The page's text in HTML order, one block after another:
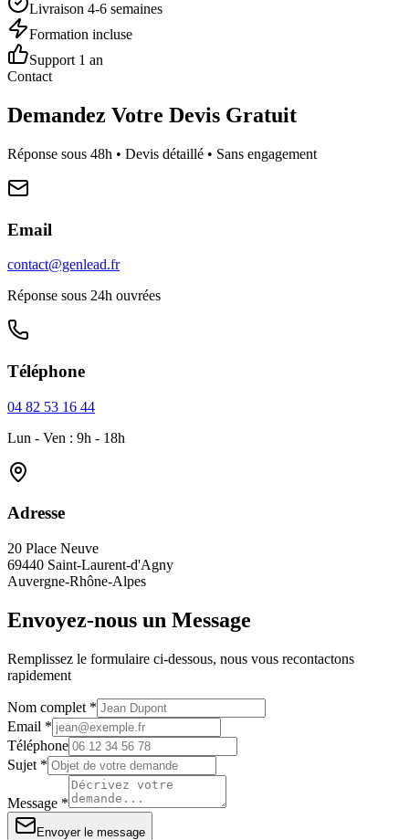
Livraison 4-6 semaines
Formation incluse
Support 1 an
Contact
Demandez Votre Devis Gratuit
Réponse sous 48h • Devis détaillé • Sans engagement
Email
contact@genlead.fr
Réponse sous 24h ouvrées
Téléphone
04 82 53 16 44
Lun - Ven : 9h - 18h
Adresse
20 Place Neuve
69440 Saint-Laurent-d'Agny
Auvergne-Rhône-Alpes
Envoyez-nous un Message
Remplissez le formulaire ci-dessous, nous vous recontactons
rapidement
Nom complet *
Email *
Téléphone
Sujet *
Message *
Envoyer le message